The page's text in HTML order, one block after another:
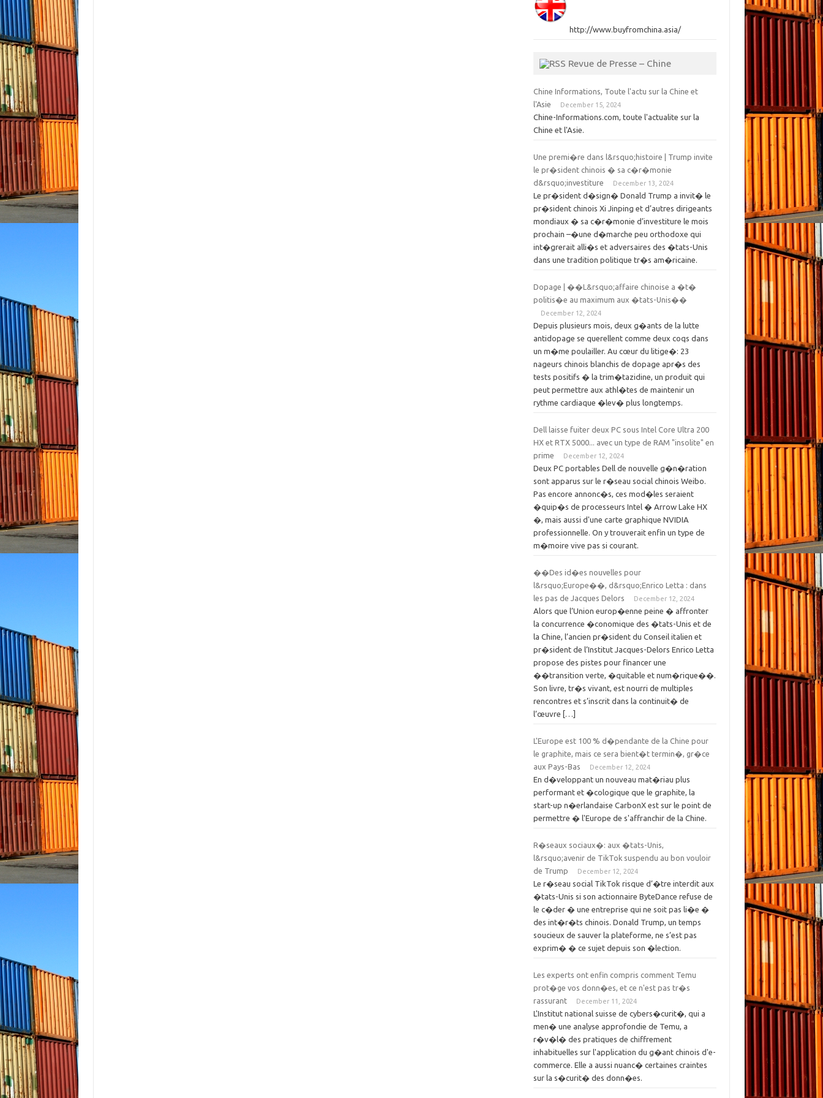
http://www.buyfromchina.asia/
Revue de Presse – Chine
Chine Informations, Toute l'actu sur la Chine et
l'Asie
December 15, 2024
Chine-Informations.com, toute l'actualite sur la
Chine et l'Asie.
Une premi�re dans l&rsquo;histoire | Trump invite
le pr�sident chinois � sa c�r�monie
d&rsquo;investiture
December 13, 2024
Le pr�sident d�sign� Donald Trump a invit� le
pr�sident chinois Xi Jinping et d’autres dirigeants
mondiaux � sa c�r�monie d’investiture le mois
prochain –�une d�marche peu orthodoxe qui
int�grerait alli�s et adversaires des �tats-Unis
dans une tradition politique tr�s am�ricaine.
Dopage | ��L&rsquo;affaire chinoise a �t�
politis�e au maximum aux �tats-Unis��
December 12, 2024
Depuis plusieurs mois, deux g�ants de la lutte
antidopage se querellent comme deux coqs dans
un m�me poulailler. Au cœur du litige�: 23
nageurs chinois blanchis de dopage apr�s des
tests positifs � la trim�tazidine, un produit qui
peut permettre aux athl�tes de maintenir un
rythme cardiaque �lev� plus longtemps.
Dell laisse fuiter deux PC sous Intel Core Ultra 200
HX et RTX 5000... avec un type de RAM "insolite" en
prime
December 12, 2024
Deux PC portables Dell de nouvelle g�n�ration
sont apparus sur le r�seau social chinois Weibo.
Pas encore annonc�s, ces mod�les seraient
�quip�s de processeurs Intel � Arrow Lake HX
�, mais aussi d'une carte graphique NVIDIA
professionnelle. On y trouverait enfin un type de
m�moire vive pas si courant.
��Des id�es nouvelles pour
l&rsquo;Europe��, d&rsquo;Enrico Letta : dans
les pas de Jacques Delors
December 12, 2024
Alors que l’Union europ�enne peine � affronter
la concurrence �conomique des �tats-Unis et de
la Chine, l’ancien pr�sident du Conseil italien et
pr�sident de l’Institut Jacques-Delors Enrico Letta
propose des pistes pour financer une
��transition verte, �quitable et num�rique��.
Son livre, tr�s vivant, est nourri de multiples
rencontres et s’inscrit dans la continuit� de
l’œuvre […]
L'Europe est 100 % d�pendante de la Chine pour
le graphite, mais ce sera bient�t termin�, gr�ce
aux Pays-Bas
December 12, 2024
En d�veloppant un nouveau mat�riau plus
performant et �cologique que le graphite, la
start-up n�erlandaise CarbonX est sur le point de
permettre � l'Europe de s'affranchir de la Chine.
R�seaux sociaux�: aux �tats-Unis,
l&rsquo;avenir de TikTok suspendu au bon vouloir
de Trump
December 12, 2024
Le r�seau social TikTok risque d’�tre interdit aux
�tats-Unis si son actionnaire ByteDance refuse de
le c�der � une entreprise qui ne soit pas li�e �
des int�r�ts chinois. Donald Trump, un temps
soucieux de sauver la plateforme, ne s’est pas
exprim� � ce sujet depuis son �lection.
Les experts ont enfin compris comment Temu
prot�ge vos donn�es, et ce n'est pas tr�s
rassurant
December 11, 2024
L'Institut national suisse de cybers�curit�, qui a
men� une analyse approfondie de Temu, a
r�v�l� des pratiques de chiffrement
inhabituelles sur l'application du g�ant chinois d'e-
commerce. Elle a aussi nuanc� certaines craintes
sur la s�curit� des donn�es.